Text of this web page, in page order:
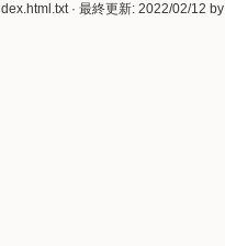
· 最終更新: 2022/02/12 by